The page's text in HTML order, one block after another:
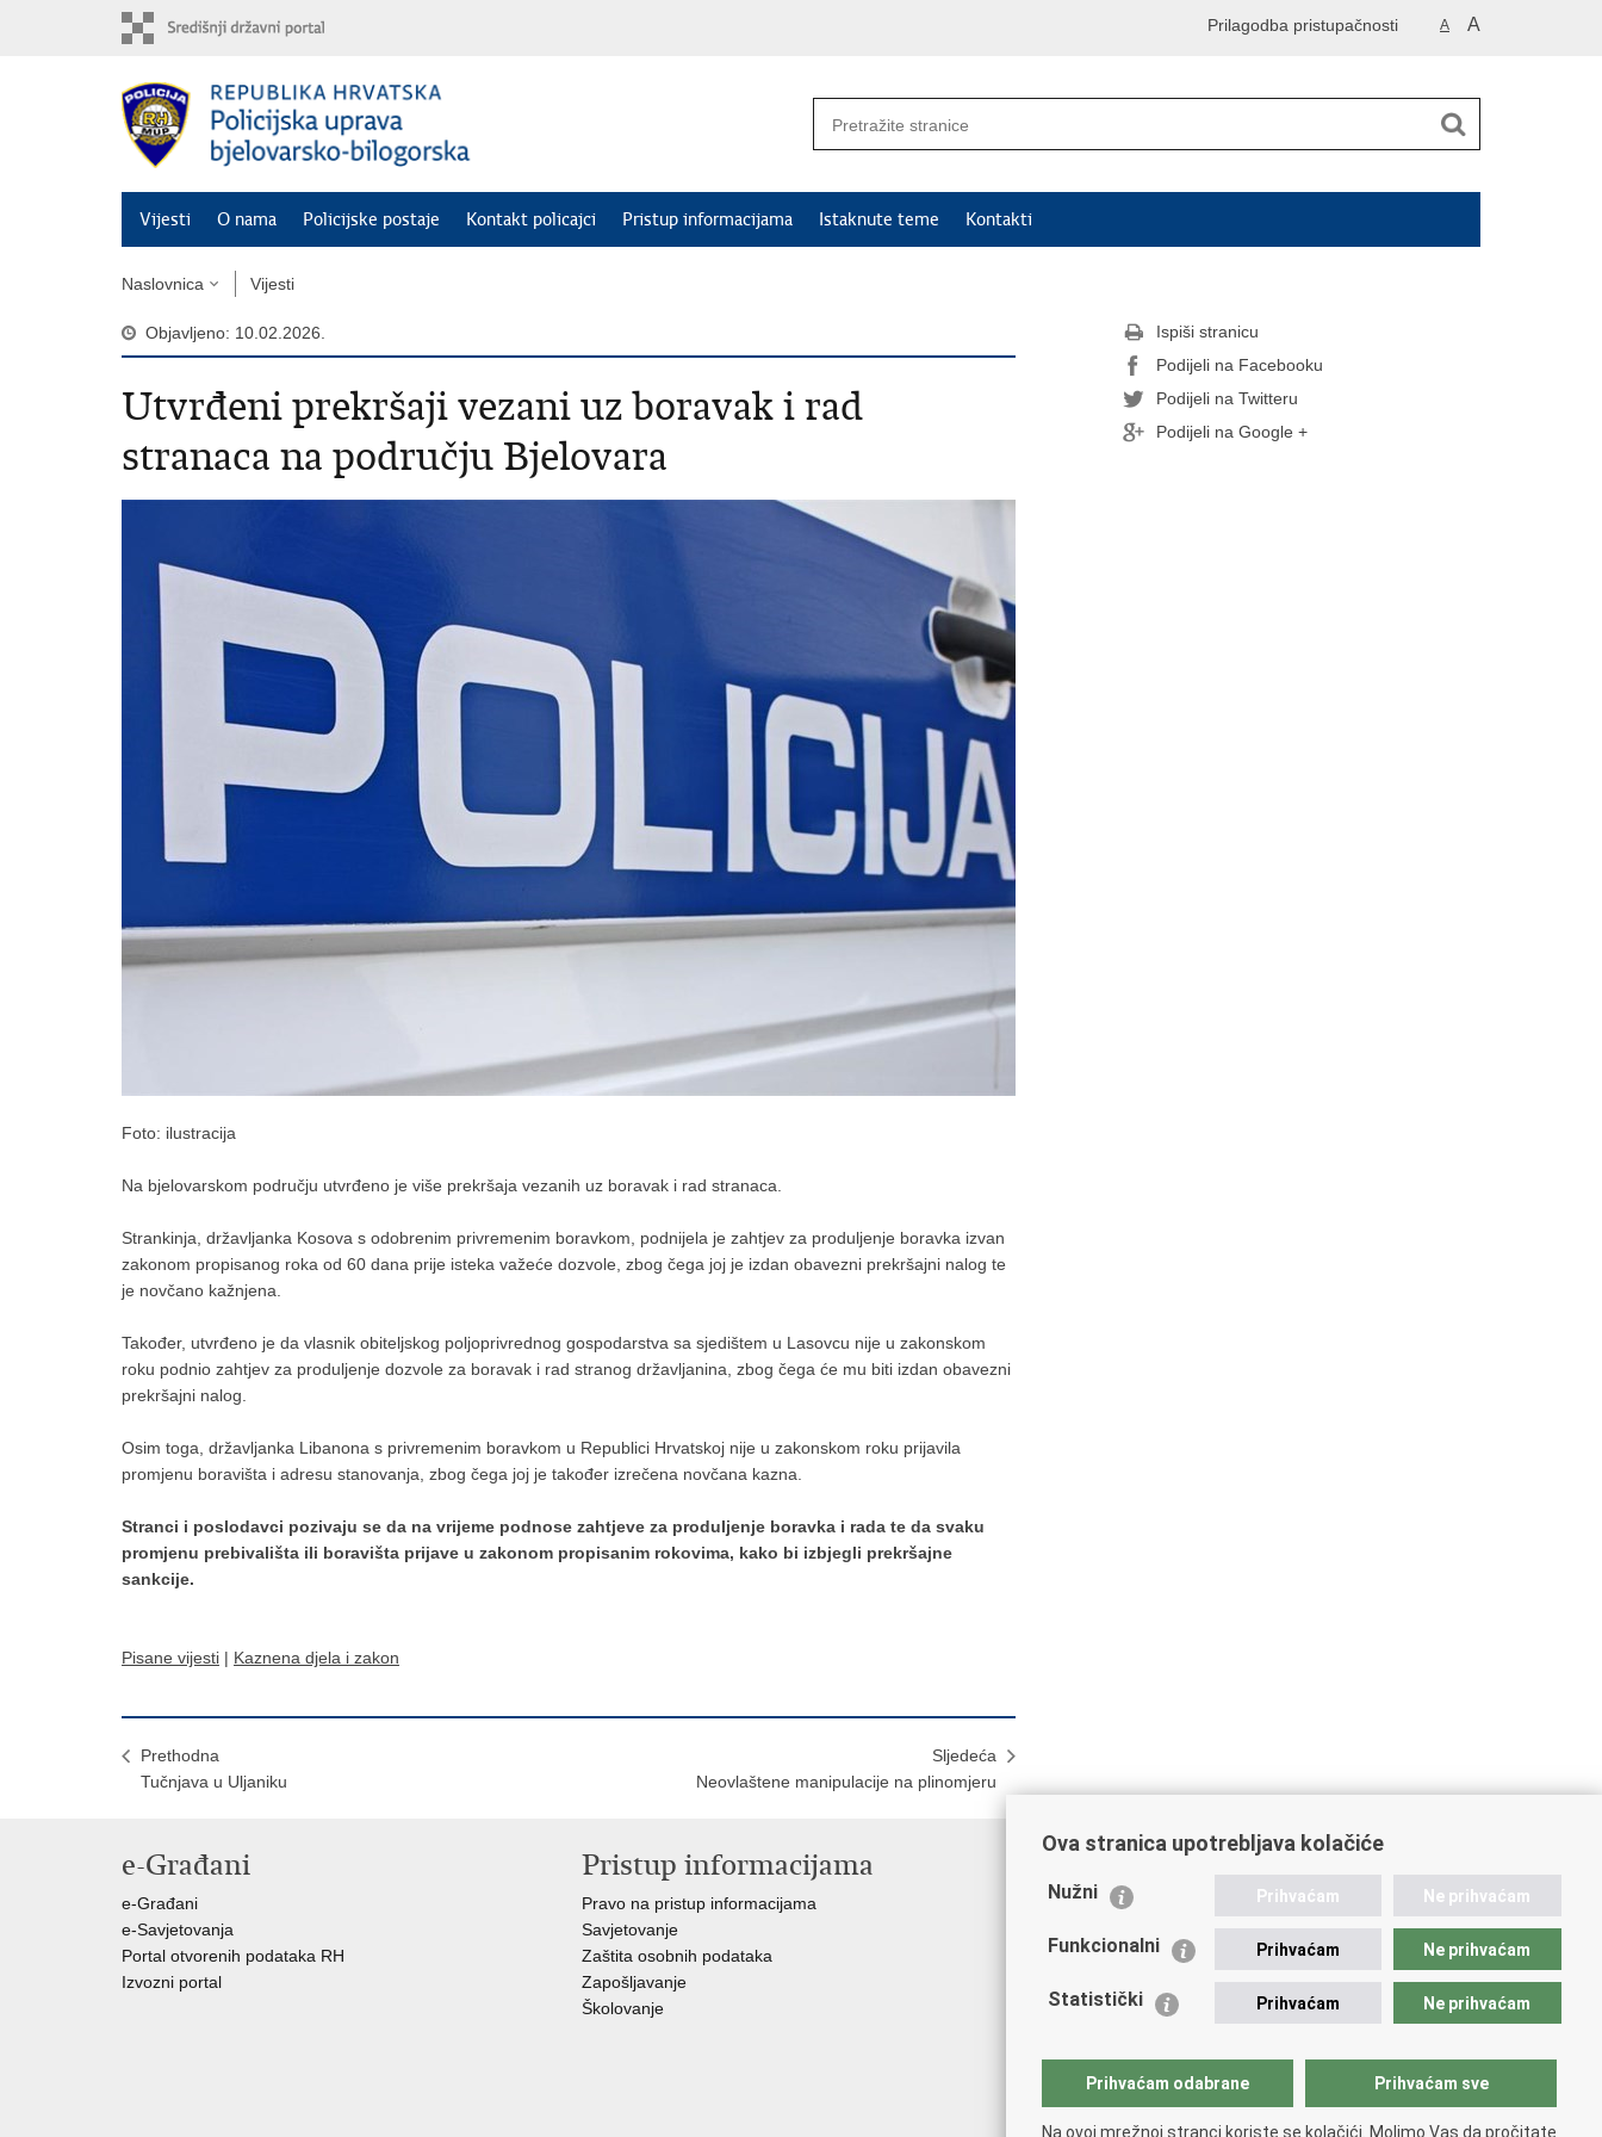
A A
Prilagodba pristupačnosti
Vijesti O nama Policijske postaje Kontakt policajci Pristup informacijama Istaknute teme Kontakti
Naslovnica Vijesti
Objavljeno: 10.02.2026.
Utvrđeni prekršaji vezani uz boravak i rad
stranaca na području Bjelovara
Foto: ilustracija
Na bjelovarskom području utvrđeno je više prekršaja vezanih uz boravak i rad stranaca.
Strankinja, državljanka Kosova s odobrenim privremenim boravkom, podnijela je zahtjev za produljenje boravka izvan
zakonom propisanog roka od 60 dana prije isteka važeće dozvole, zbog čega joj je izdan obavezni prekršajni nalog te
je novčano kažnjena.
Također, utvrđeno je da vlasnik obiteljskog poljoprivrednog gospodarstva sa sjedištem u Lasovcu nije u zakonskom
roku podnio zahtjev za produljenje dozvole za boravak i rad stranog državljanina, zbog čega će mu biti izdan obavezni
prekršajni nalog.
Osim toga, državljanka Libanona s privremenim boravkom u Republici Hrvatskoj nije u zakonskom roku prijavila
promjenu boravišta i adresu stanovanja, zbog čega joj je također izrečena novčana kazna.
Stranci i poslodavci pozivaju se da na vrijeme podnose zahtjeve za produljenje boravka i rada te da svaku
promjenu prebivališta ili boravišta prijave u zakonom propisanim rokovima, kako bi izbjegli prekršajne
sankcije.
Pisane vijesti | Kaznena djela i zakon
Prethodna
Tučnjava u Uljaniku
Sljedeća
Neovlaštene manipulacije na plinomjeru
Ispiši stranicu
Podijeli na Facebooku
Podijeli na Twitteru
Podijeli na Google +
e-Građani
e-Građani
e-Savjetovanja
Portal otvorenih podataka RH
Izvozni portal
Pristup informacijama
Pravo na pristup informacijama
Savjetovanje
Zaštita osobnih podataka
Zapošljavanje
Školovanje
Važne poveznice
Ministarstvo unutarnjih poslova
Udruge
Policijska akademija
Zaklada policijske solidarnosti
Centar za forenzična ispitivanja, istraživanja i vještačenja
"Ivan Vučetić"
Ova stranica upotrebljava kolačiće
Nužni Prihvaćam Ne prihvaćam
Funkcionalni Prihvaćam Ne prihvaćam
Statistički Prihvaćam Ne prihvaćam
Prihvaćam odabrane Prihvaćam sve
Na ovoj mrežnoj stranci koriste se kolačići. Molimo Vas da pročitate